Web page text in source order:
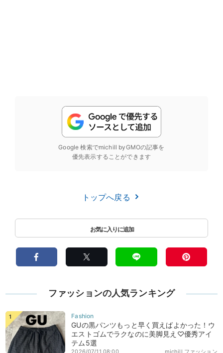
Google 検索でmichill byGMOの記事を
優先表示することができます
トップへ戻る
ファッションの人気ランキング
GUの黒パンツもっと早く買えばよかった！ウ
エストゴムでラクなのに美脚見え♡優秀アイ
テム5選
michill ファッション
2026/07/11 08:00